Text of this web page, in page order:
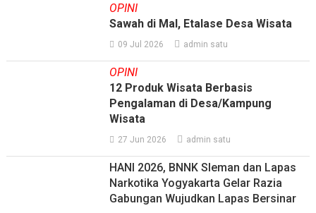
OPINI
Sawah di Mal, Etalase Desa Wisata
09 Jul 2026 admin satu
OPINI
12 Produk Wisata Berbasis
Pengalaman di Desa/Kampung
Wisata
27 Jun 2026 admin satu
HANI 2026, BNNK Sleman dan Lapas
Narkotika Yogyakarta Gelar Razia
Gabungan Wujudkan Lapas Bersinar